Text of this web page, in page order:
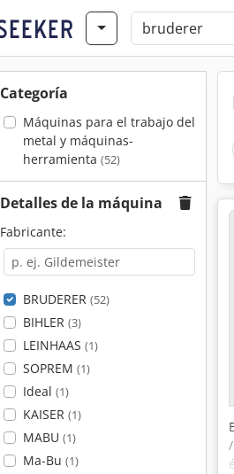
Categoría
Máquinas para el trabajo del
metal y máquinas-
herramienta (52)
Detalles de la máquina
Fabricante:
BRUDERER (52)
BIHLER (3)
LEINHAAS (1)
SOPREM (1)
Ideal (1)
KAISER (1)
MABU (1)
Ma-Bu (1)